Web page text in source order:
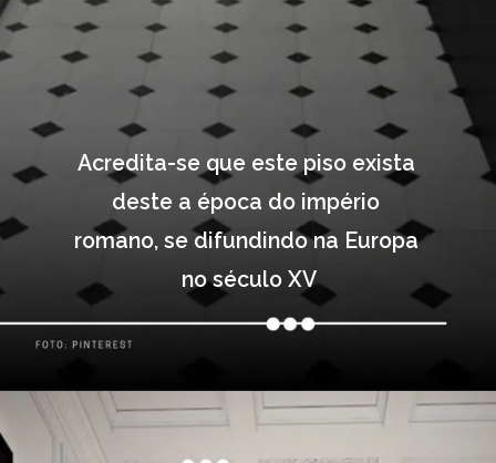
Acredita-se que este piso exista
deste a época do império
romano, se difundindo na Europa
no século XV